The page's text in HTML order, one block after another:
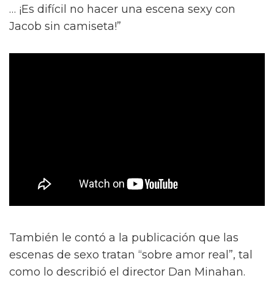
… ¡Es difícil no hacer una escena sexy con
Jacob sin camiseta!”
También le contó a la publicación que las
escenas de sexo tratan “sobre amor real”, tal
como lo describió el director Dan Minahan.